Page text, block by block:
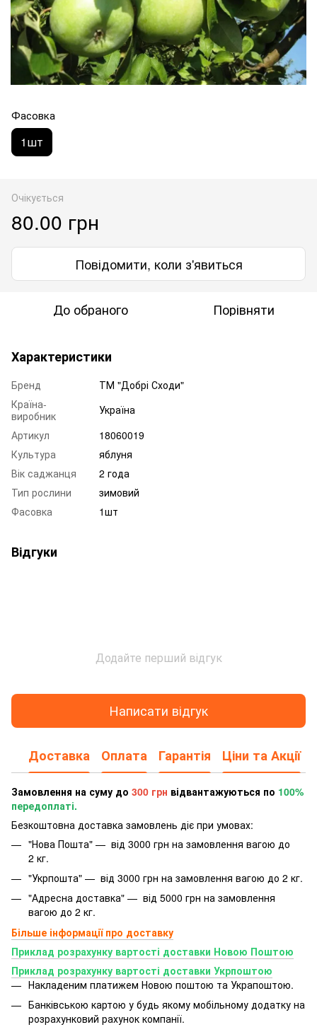
Фасовка
1шт
Очікується
80.00 грн
Повідомити, коли з'явиться
До обраного Порівняти
Характеристики
Бренд
ТМ "Добрі Сходи"
Країна-
виробник
Україна
Артикул
18060019
Культура
яблуня
Вік саджанця
2 года
Тип рослини
зимовий
Фасовка
1шт
Відгуки
Додайте перший відгук
Написати відгук
Доставка Оплата Гарантія Ціни та Акції
Замовлення на суму до 300 грн відвантажуються по 100%
передоплаті.
Безкоштовна доставка замовлень діє при умовах:
"Нова Пошта" — від 3000 грн на замовлення вагою до
2 кг.
"Укрпошта" — від 3000 грн на замовлення вагою до 2 кг.
"Адресна доставка" — від 5000 грн на замовлення
вагою до 2 кг.
Більше інформації про доставку
Приклад розрахунку вартості доставки Новою Поштою
Приклад розрахунку вартості доставки Укрпоштою
Накладеним платижем Новою поштою та Украпоштою.
Банківською картою у будь якому мобільному додатку на
розрахунковий рахунок компанії.